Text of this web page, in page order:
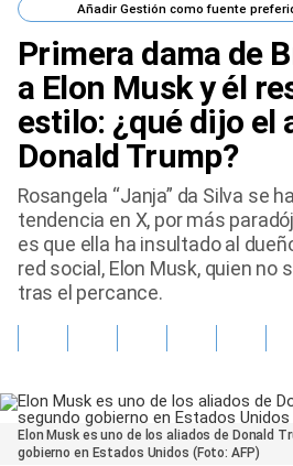
Mi Bolsillo
Respuestas
Gente
Tendencias Mix
Sports
AñadirGestión como fuente
Primera dama de
a Elon Musk y él
estilo: ¿qué dijo el
Donald Trump?
Rosangela “Janja” da Silva se
tendencia en X, por más
es que ella ha insultado al
red social, Elon Musk, quien no
tras el percance.
Elon Musk es uno de los aliados de Donald
gobierno en Estados Unidos (Foto: AFP)